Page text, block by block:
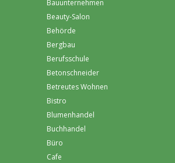
Bauunternehmen
Beauty-Salon
Behörde
Bergbau
Berufsschule
Betonschneider
Betreutes Wohnen
Bistro
Blumenhandel
Buchhandel
Büro
Cafe